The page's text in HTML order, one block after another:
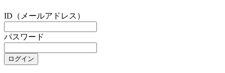
ID（メールアドレス）
パスワード